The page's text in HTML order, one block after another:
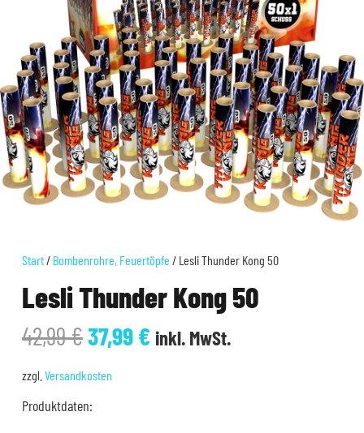
Start/ Bombenrohre, Feuertöpfe / Lesli Thunder Kong 50
Lesli Thunder Kong 50
42,99€Ursprünglicher
Preis
war:
42,99 €
37,99€Aktueller
inkl. MwSt.
zzgl. Versandkosten
Produktdaten: